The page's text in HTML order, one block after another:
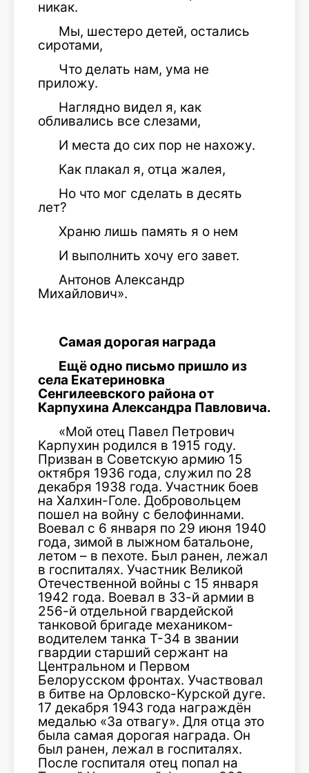
никак.
Мы, шестеро детей, остались
сиротами,
Что делать нам, ума не
приложу.
Наглядно видел я, как
обливались все слезами,
И места до сих пор не нахожу.
Как плакал я, отца жалея,
Но что мог сделать в десять
лет?
Храню лишь память я о нем
И выполнить хочу его завет.
Антонов Александр
Михайлович».
Самая дорогая награда
Ещё одно письмо пришло из
села Екатериновка
Сенгилеевского района от
Карпухина Александра Павловича.
«Мой отец Павел Петрович
Карпухин родился в 1915 году.
Призван в Советскую армию 15
октября 1936 года, служил по 28
декабря 1938 года. Участник боев
на Халхин-Голе. Добровольцем
пошел на войну с белофиннами.
Воевал с 6 января по 29 июня 1940
года, зимой в лыжном батальоне,
летом – в пехоте. Был ранен, лежал
в госпиталях. Участник Великой
Отечественной войны с 15 января
1942 года. Воевал в 33-й армии в
256-й отдельной гвардейской
танковой бригаде механиком-
водителем танка Т-34 в звании
гвардии старший сержант на
Центральном и Первом
Белорусском фронтах. Участвовал
в битве на Орловско-Курской дуге.
17 декабря 1943 года награждён
медалью «За отвагу». Для отца это
была самая дорогая награда. Он
был ранен, лежал в госпиталях.
После госпиталя отец попал на